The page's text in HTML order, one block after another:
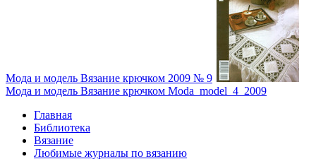
Мода и модель Вязание крючком 2009 № 9
Мода и модель Вязание крючком Moda_model_4_2009
Главная
Библиотека
Вязание
Любимые журналы по вязанию